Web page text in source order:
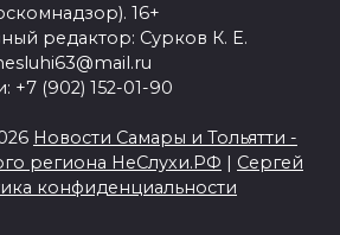
16+
редактор: Сурков К. Е.
+7 (902) 152-01-90
Новости Самары и Тольятти -
региона НеСлухи.РФ | Сергей
конфиденциальности